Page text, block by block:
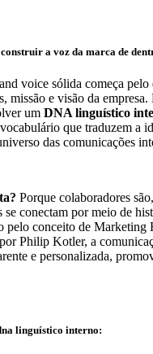
a voz da marca de
voice sólida começa pelo
missão e visão da empresa.
um DNA linguístico
que traduzem a
das comunicações
Porque colaboradores
se conectam por meio de
pelo conceito de
Philip Kotler, a
e personalizada,
linguístico interno: